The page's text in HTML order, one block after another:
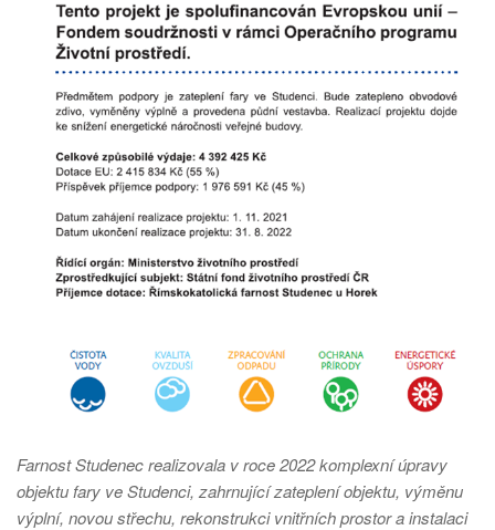
Farnost Studenec realizovala v roce 2022 komplexní úpravy
objektu fary ve Studenci, zahrnující zateplení objektu, výměnu
výplní, novou střechu, rekonstrukci vnitřních prostor a instalaci